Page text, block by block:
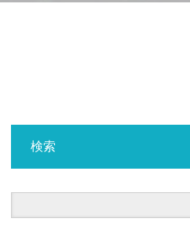
検索